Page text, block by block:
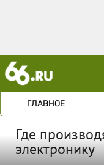
ГЛАВНОЕ
Где
электронику